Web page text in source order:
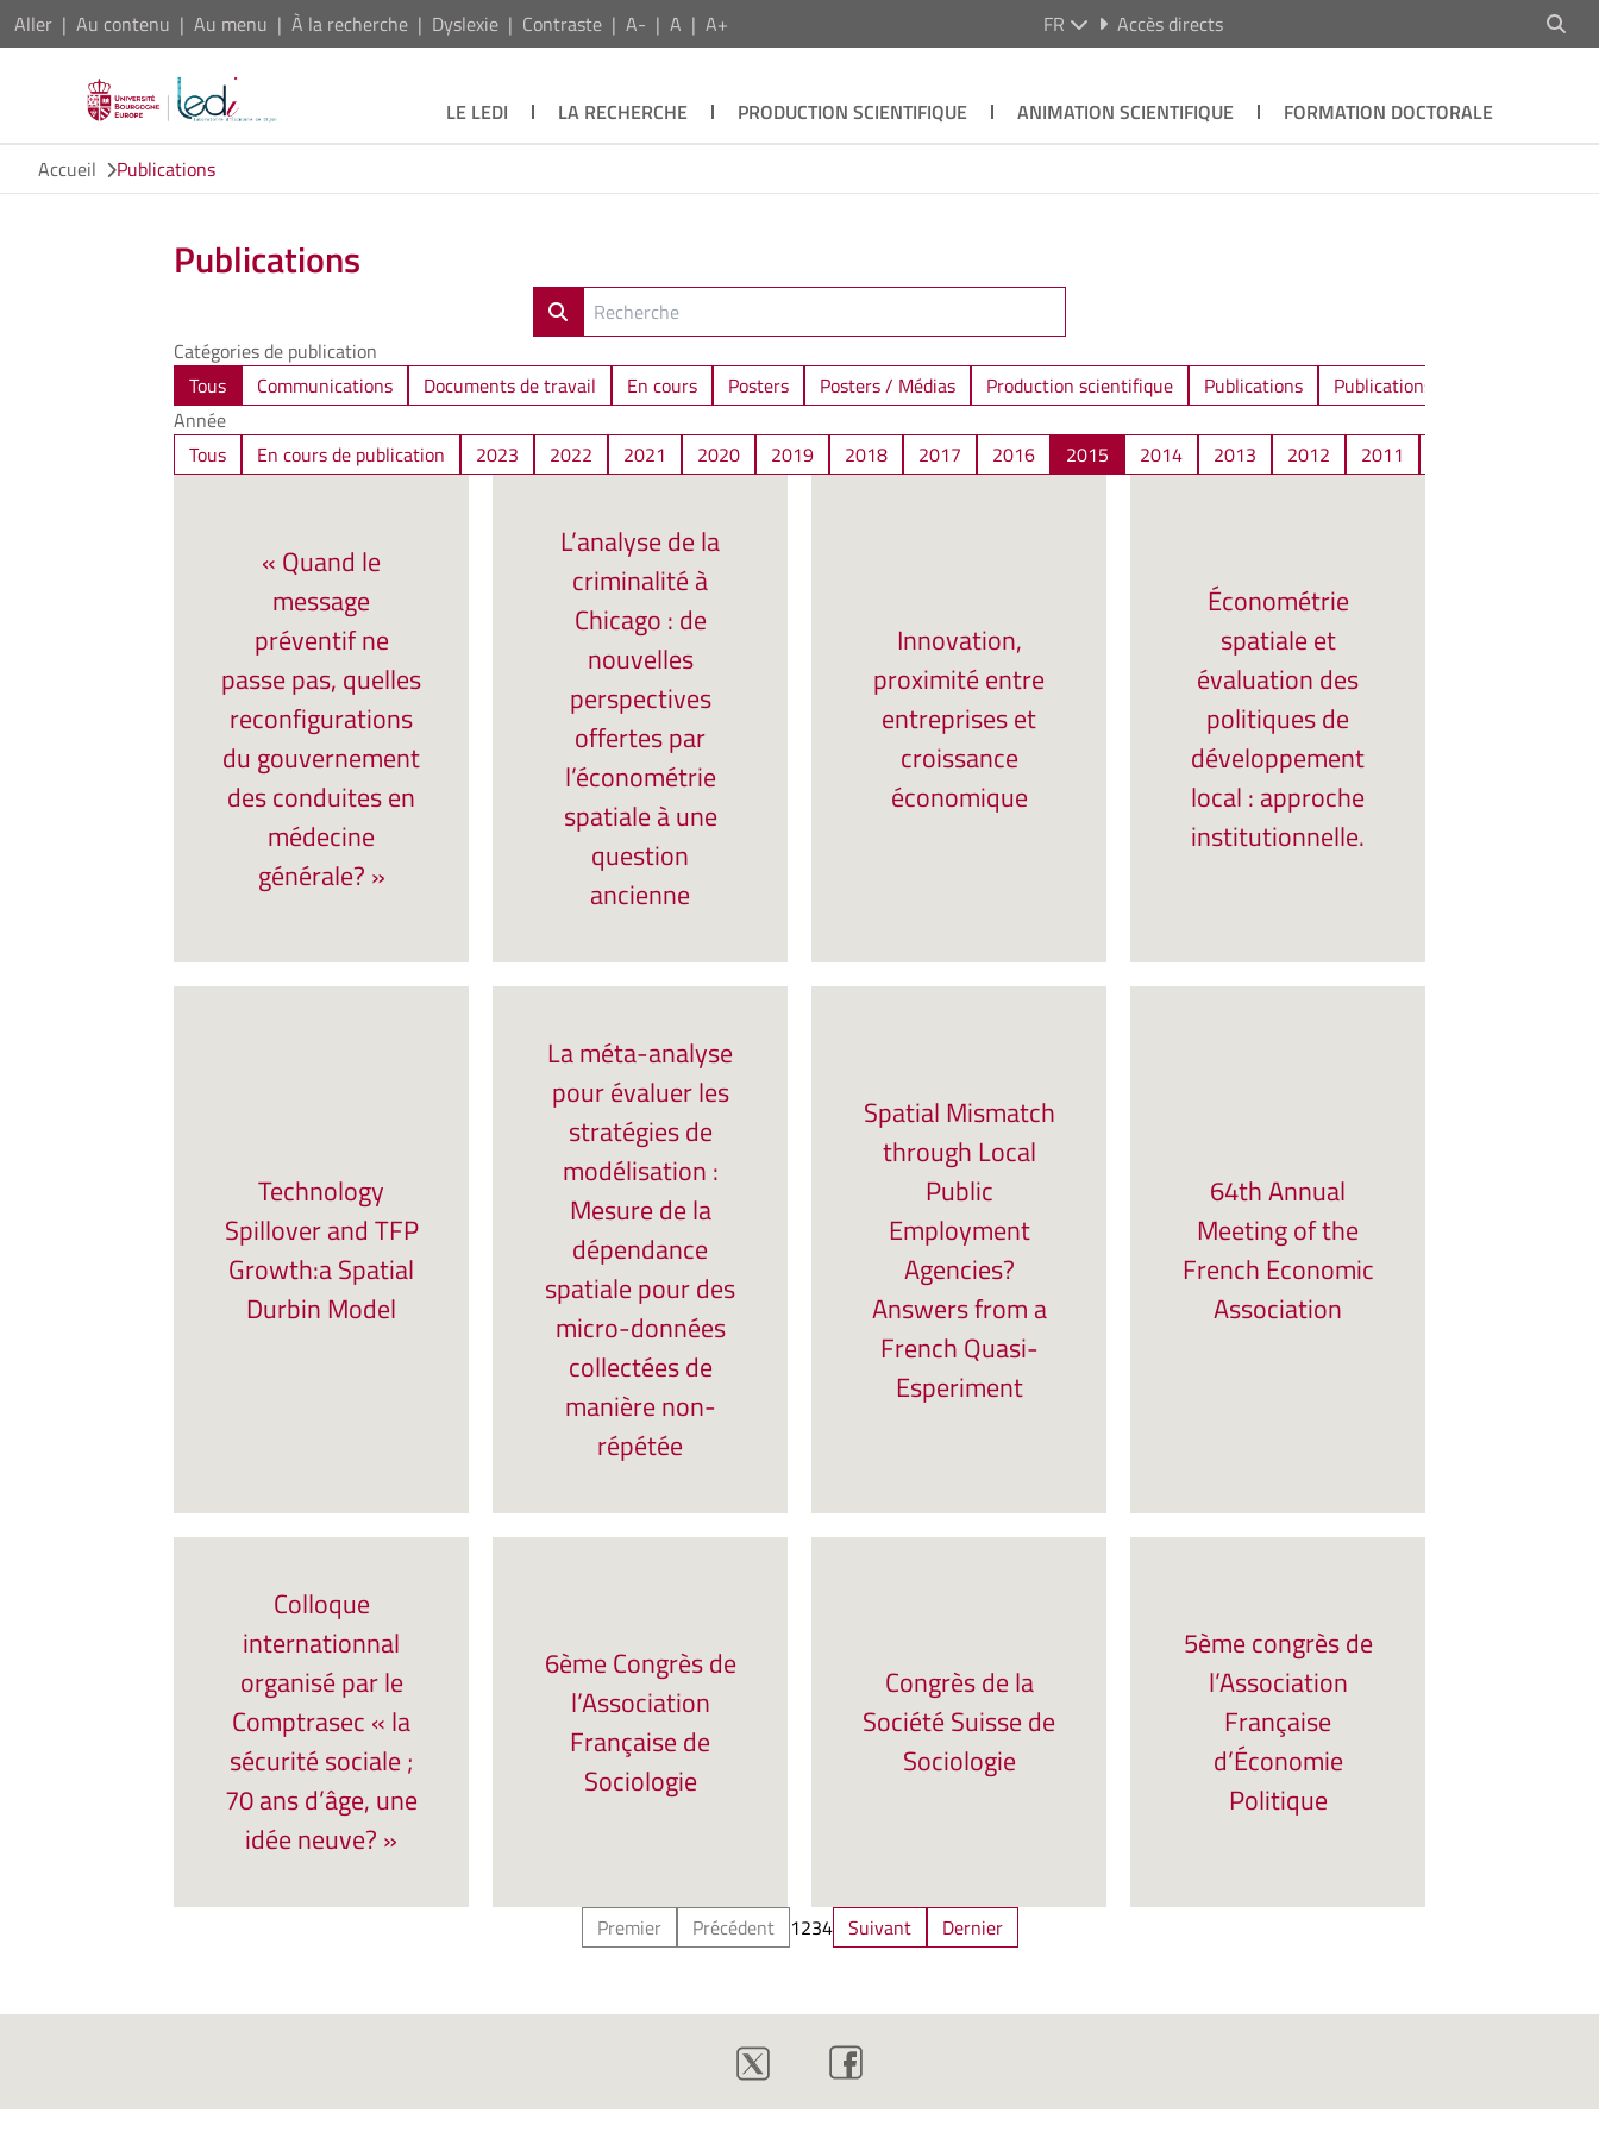
Aller Au contenu Au menu À la recherche Dyslexie Contraste A- A A+ FR Accès directs
LE LEDI LA RECHERCHE PRODUCTION SCIENTIFIQUE ANIMATION SCIENTIFIQUE
FORMATION DOCTORALE
Accueil
Publications
Publications
Catégories de publication
Tous
Communications Documents de travail En cours Posters Posters / Médias Production scientifique Publications
Publications / Communications
Année
Tous
En cours de publication 2023 2022 2021 2020 2019 2018 2017 2016 2015 2014 2013 2012 2011
« Quand le
message
préventif ne
passe pas, quelles
reconfigurations
du gouvernement
des conduites en
médecine
générale? »
L’analyse de la
criminalité à
Chicago : de
nouvelles
perspectives
offertes par
l’économétrie
spatiale à une
question
ancienne
Innovation,
proximité entre
entreprises et
croissance
économique
Économétrie
spatiale et
évaluation des
politiques de
développement
local : approche
institutionnelle.
Technology
Spillover and TFP
Growth:a Spatial
Durbin Model
La méta-analyse
pour évaluer les
stratégies de
modélisation :
Mesure de la
dépendance
spatiale pour des
micro-données
collectées de
manière non-
répétée
Spatial Mismatch
through Local
Public
Employment
Agencies?
Answers from a
French Quasi-
Esperiment
64th Annual
Meeting of the
French Economic
Association
Colloque
internationnal
organisé par le
Comptrasec « la
sécurité sociale ;
70 ans d’âge, une
idée neuve? »
6ème Congrès de
l’Association
Française de
Sociologie
Congrès de la
Société Suisse de
Sociologie
5ème congrès de
l’Association
Française
d’Économie
Politique
Premier Précédent 1234 Suivant Dernier